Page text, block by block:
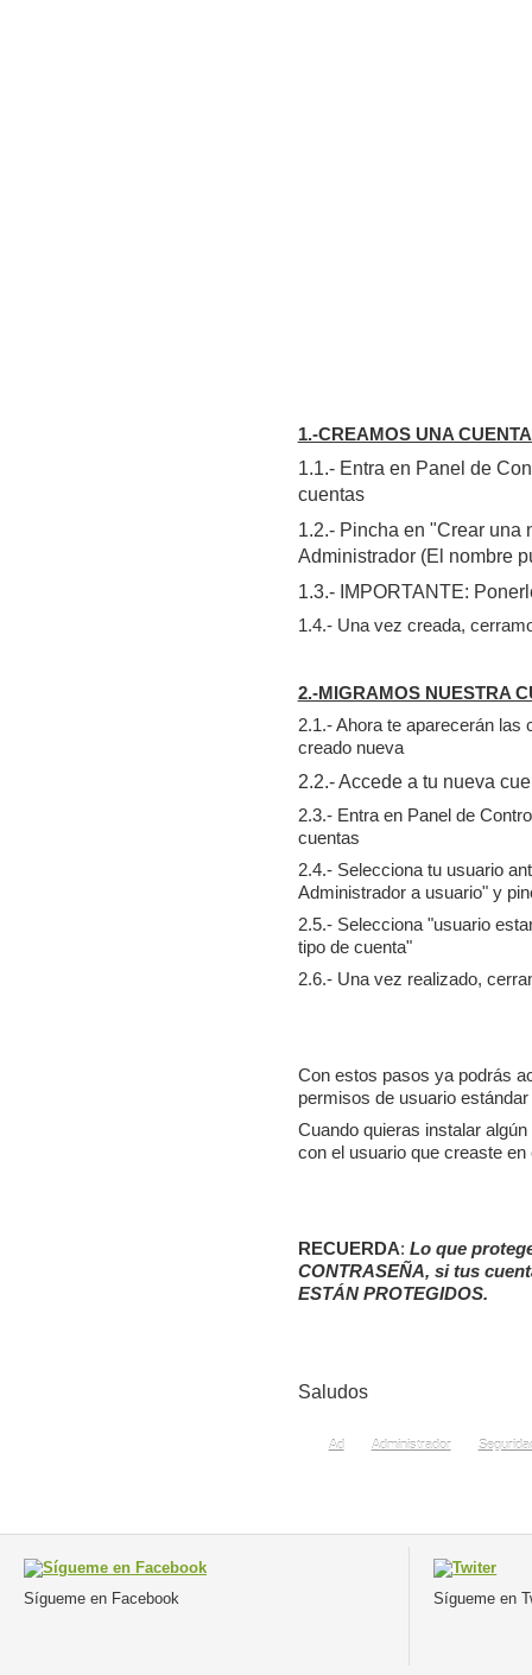
1.-CREAMOS UNA
1.1.- Entra en Panel de
cuentas
1.2.- Pincha en "Crear una
Administrador (El nombre
1.3.- IMPORTANTE:
1.4.- Una vez creada,
2.-MIGRAMOS NUESTRA
2.1.- Ahora te aparecerán las
creado nueva
2.2.- Accede a tu nueva
2.3.- Entra en Panel de
cuentas
2.4.- Selecciona tu usuario
Administrador a usuario" y
2.5.- Selecciona "usuario
tipo de cuenta"
2.6.- Una vez realizado,
Con estos pasos ya podrás
permisos de usuario estándar
Cuando quieras instalar
con el usuario que creaste en
RECUERDA: Lo que
CONTRASEÑA, si tus
ESTÁN PROTEGIDOS.
Saludos
Ad Administrador
Sígueme en Facebook Sígueme en